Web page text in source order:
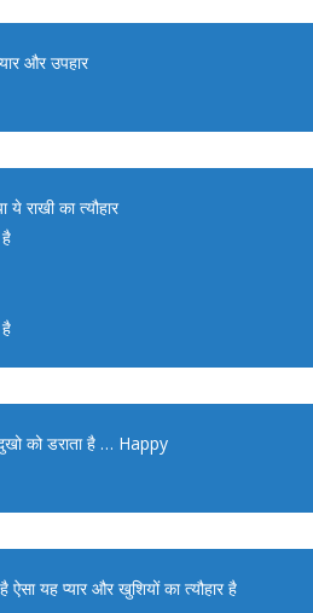
और उपहार
राखी का त्यौहार
दुखो को डराता है … Happy
ऐसा यह प्यार और खुशियों का त्यौहार है